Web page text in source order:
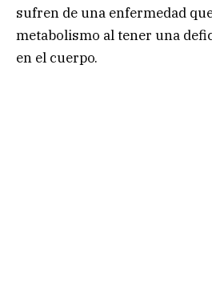
sufren de una enfermedad
metabolismo al tener una
en el cuerpo.